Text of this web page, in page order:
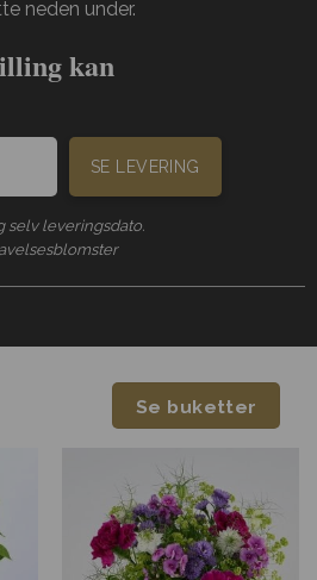
neden under.
kan
SE LEVERING
selv leveringsdato.
Se buketter